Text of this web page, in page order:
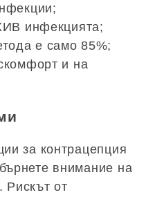
инфекцията;
е само 85%;
и на
за контрацепция
внимание на
Рискът от